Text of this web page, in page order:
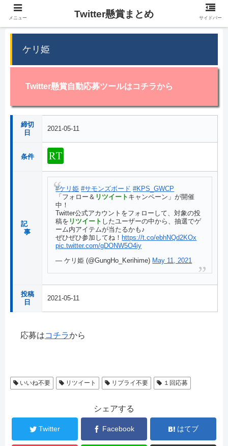
ケリ姫
Twitter懸賞自動応募ツールはコチラから
締切
日
2021-05-11
条件
記
事
#ケリ姫 #サモンズボード #KPS_GWCP
「フォロー＆ リツイート キャンペーン」が開催
中！
Twitter公式アカウントをフォローして、対象の投
稿を リツイート したユーザーの中から、抽選でゲ
ーム内アイテムが当たるかも♪
ぜひぜひ参加してね！ https://t.co/ebhNQd2KOx
pic.twitter.com/gDONW5O4iy
— ケリ姫 (@GungHo_Kerihime) May 11, 2021
投稿
日
2021-05-11
応募はコチラから
いいね不要 リツイート リプライ不要 １回応募
シェアする
Twitter Facebook はてブ
メニュー Twitter懸賞まとめ サイドバー